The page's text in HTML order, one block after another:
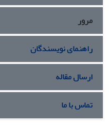
مرور
راهنمای نویسندگان
ارسال مقاله
تماس با ما